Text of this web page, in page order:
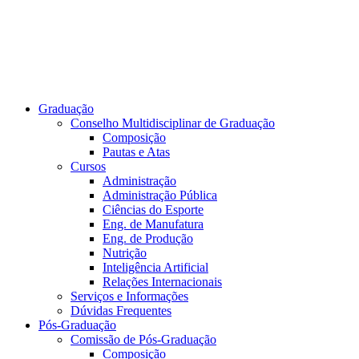
Graduação
Conselho Multidisciplinar de Graduação
Composição
Pautas e Atas
Cursos
Administração
Administração Pública
Ciências do Esporte
Eng. de Manufatura
Eng. de Produção
Nutrição
Inteligência Artificial
Relações Internacionais
Serviços e Informações
Dúvidas Frequentes
Pós-Graduação
Comissão de Pós-Graduação
Composição